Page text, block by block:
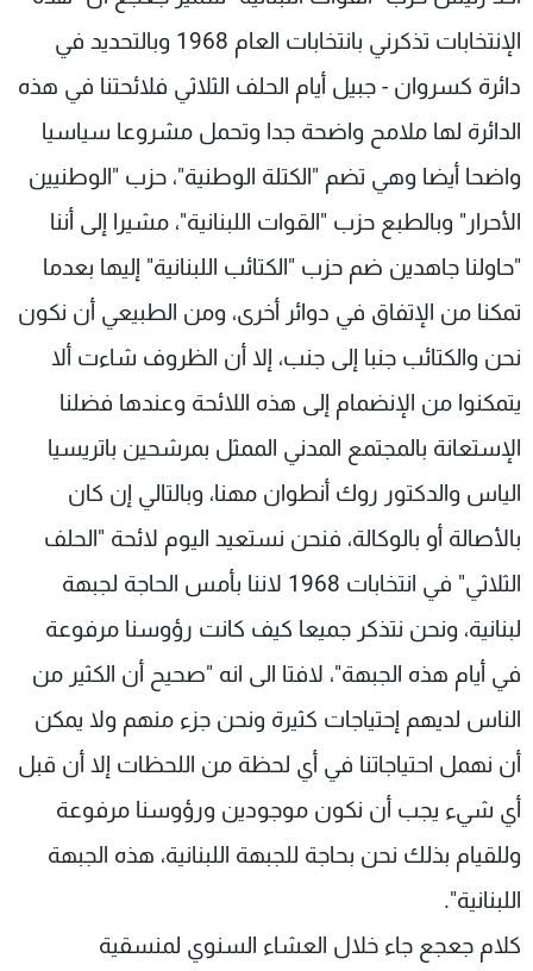
الإنتخابات تذكرني بانتخابات العام 1968 وبالتحديد في
دائرة كسروان - جبيل أيام الحلف الثلاثي فلائحتنا في هذه
الدائرة لها ملامح واضحة جدا وتحمل مشروعا سياسيا
واضحا أيضا وهي تضم "الكتلة الوطنية"، حزب "الوطنيين
الأحرار" وبالطبع حزب "القوات اللبنانية"، مشيرا إلى أننا
"حاولنا جاهدين ضم حزب "الكتائب اللبنانية" إليها بعدما
تمكنا من الإتفاق في دوائر أخرى، ومن الطبيعي أن نكون
نحن والكتائب جنبا إلى جنب، إلا أن الظروف شاءت ألا
يتمكنوا من الإنضمام إلى هذه اللائحة وعندها فضلنا
الإستعانة بالمجتمع المدني الممثل بمرشحين باتريسيا
الياس والدكتور روك أنطوان مهنا، وبالتالي إن كان
بالأصالة أو بالوكالة، فنحن نستعيد اليوم لائحة "الحلف
الثلاثي" في انتخابات 1968 لاننا بأمس الحاجة لجبهة
لبنانية، ونحن نتذكر جميعا كيف كانت رؤوسنا مرفوعة
في أيام هذه الجبهة"، لافتا الى انه "صحيح أن الكثير من
الناس لديهم إحتياجات كثيرة ونحن جزء منهم ولا يمكن
أن نهمل احتياجاتنا في أي لحظة من اللحظات إلا أن قبل
أي شيء يجب أن نكون موجودين ورؤوسنا مرفوعة
وللقيام بذلك نحن بحاجة للجبهة اللبنانية، هذه الجبهة
اللبنانية".
كلام جعجع جاء خلال العشاء السنوي لمنسقية
شاهد البرامج
الترددات
عن MTV
لاعلاناتكم
وظائف
شروط الإسـتخدام
سياسة الخصوصية